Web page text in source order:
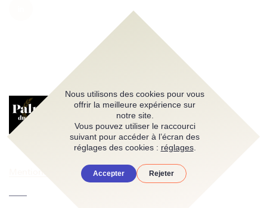
Mentions légales
Nous utilisons des cookies pour vous
offrir la meilleure expérience sur
notre site.
Vous pouvez utiliser le raccourci
suivant pour accéder à l’écran des
réglages des cookies : réglages.
Accepter Rejeter